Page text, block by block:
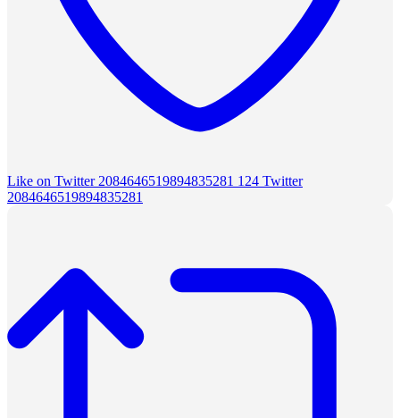
Like on Twitter 2084646519894835281 124 Twitter
2084646519894835281